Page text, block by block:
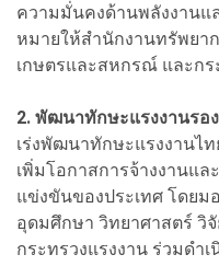
ความมั่นคงด้านพลังงานแ
หมายให้สำนักงานทรัพยา
เกษตรและสหกรณ์ และก
2. พัฒนาทักษะแรงงานรอ
เร่งพัฒนาทักษะแรงงานไ
เพิ่มโอกาสการจ้างงานแ
แข่งขันของประเทศ โดยม
อุดมศึกษา วิทยาศาสตร์ วิ
กระทรวงแรงงาน ร่วมดำ